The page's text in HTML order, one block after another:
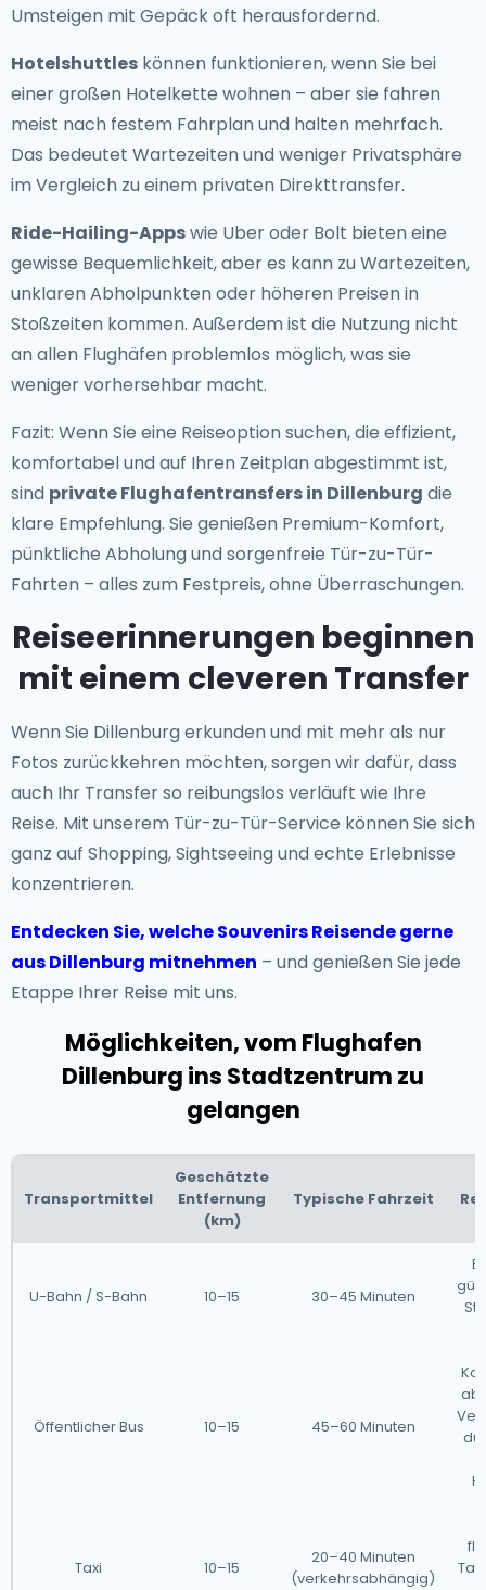
Umsteigen mit Gepäck oft herausfordernd.
Hotelshuttles können funktionieren, wenn Sie bei
einer großen Hotelkette wohnen – aber sie fahren
meist nach festem Fahrplan und halten mehrfach.
Das bedeutet Wartezeiten und weniger Privatsphäre
im Vergleich zu einem privaten Direkttransfer.
Ride-Hailing-Appswie Uber oder Bolt bieten eine
gewisse Bequemlichkeit, aber es kann zu Wartezeiten,
unklaren Abholpunkten oder höheren Preisen in
Stoßzeiten kommen. Außerdem ist die Nutzung nicht
an allen Flughäfen problemlos möglich, was sie
weniger vorhersehbar macht.
Fazit: Wenn Sie eine Reiseoption suchen, die effizient,
komfortabel und auf Ihren Zeitplan abgestimmt ist,
sind private Flughafentransfers in Dillenburg die
klare Empfehlung. Sie genießen Premium-Komfort,
pünktliche Abholung und sorgenfreie Tür-zu-Tür-
Fahrten – alles zum Festpreis, ohne Überraschungen.
Reiseerinnerungen beginnen
mit einem cleveren Transfer
Wenn Sie Dillenburg erkunden und mit mehr als nur
Fotos zurückkehren möchten, sorgen wir dafür, dass
auch Ihr Transfer so reibungslos verläuft wie Ihre
Reise. Mit unserem Tür-zu-Tür-Service können Sie sich
ganz auf Shopping, Sightseeing und echte Erlebnisse
konzentrieren.
Entdecken Sie, welche Souvenirs Reisende gerne
aus Dillenburg mitnehmen – und genießen Sie jede
Etappe Ihrer Reise mit uns.
Möglichkeiten, vom Flughafen
Dillenburg ins Stadtzentrum zu
gelangen
Transportmittel
Geschätzte
Entfernung
(km)
Typische Fahrzeit
U-Bahn / S-Bahn 10–15 30–45 Minuten
Öffentlicher Bus 10–15 45–60 Minuten
Taxi 10–15
20–40 Minuten
(verkehrsabhängig)